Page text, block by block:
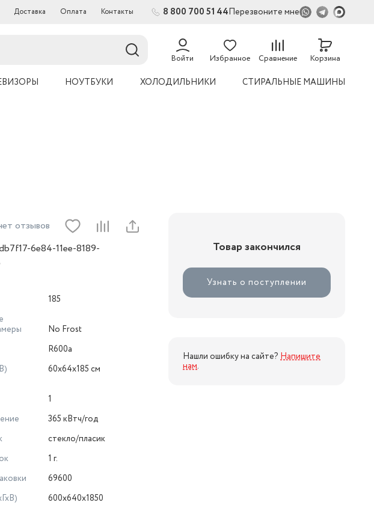
Доставка Оплата Контакты 8 800 700 51 44Перезвоните мне
Войти Избранное Сравнение
54
Корзина
НОУТБУКИ ХОЛОДИЛЬНИКИ СТИРАЛЬНЫЕ МАШИНЫ
отзывов
6e84-11ee-8189-
185
No Frost
R600a
60х64х185 см
1
365 кВтч/год
стекло/пласик
1 г.
69600
600х640х1850
Товар закончился
Узнать о поступлении
Нашли ошибку на сайте? Напишите
нам.